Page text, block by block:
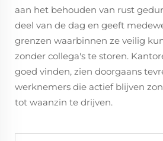
aan het behouden van rust
deel van de dag en geeft
grenzen waarbinnen ze veilig
zonder collega's te storen.
goed vinden, zien doorgaans
werknemers die actief blijven
tot waanzin te drijven.